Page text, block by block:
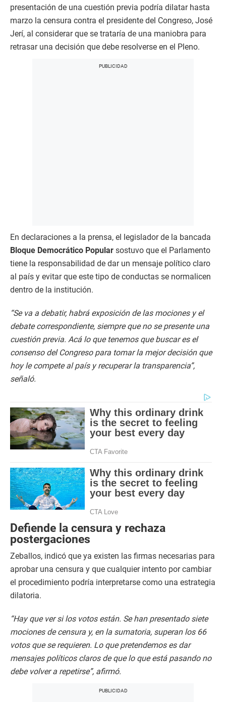
presentación de una cuestión previa podría dilatar hasta
marzo la censura contra el presidente del Congreso, José
Jerí, al considerar que se trataría de una maniobra para
retrasar una decisión que debe resolverse en el Pleno.
En declaraciones a la prensa, el legislador de la bancada
Bloque Democrático Popular sostuvo que el Parlamento
tiene la responsabilidad de dar un mensaje político claro
al país y evitar que este tipo de conductas se normalicen
dentro de la institución.
“Se va a debatir, habrá exposición de las mociones y el
debate correspondiente, siempre que no se presente una
cuestión previa. Acá lo que tenemos que buscar es el
consenso del Congreso para tomar la mejor decisión que
hoy le compete al país y recuperar la transparencia”,
señaló.
Defiende la censura y rechaza
postergaciones
Zeballos, indicó que ya existen las firmas necesarias para
aprobar una censura y que cualquier intento por cambiar
el procedimiento podría interpretarse como una estrategia
dilatoria.
“Hay que ver si los votos están. Se han presentado siete
mociones de censura y, en la sumatoria, superan los 66
votos que se requieren. Lo que pretendemos es dar
mensajes políticos claros de que lo que está pasando no
debe volver a repetirse”, afirmó.